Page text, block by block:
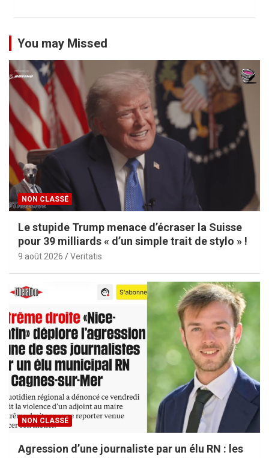
p
u
b
l
i
c
a
t
i
o
n
s
You may Missed
NON CLASSÉ
Le stupide Trump menace d’écraser la Suisse
pour 39 milliards « d’un simple trait de stylo » !
9 août 2026 Veritatis
NON CLASSÉ
Agression d’une journaliste par un élu RN : les